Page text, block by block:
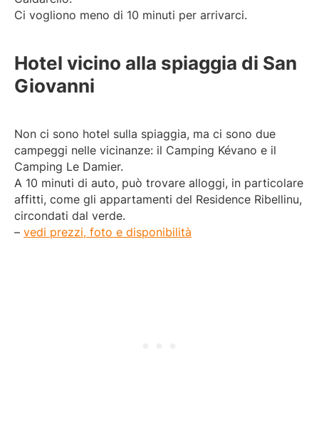
Ci vogliono meno di 10 minuti per arrivarci.
Hotel vicino alla spiaggia di San
Giovanni
Non ci sono hotel sulla spiaggia, ma ci sono due
campeggi nelle vicinanze: il Camping Kévano e il
Camping Le Damier.
A 10 minuti di auto, può trovare alloggi, in particolare
affitti, come gli appartamenti del Residence Ribellinu,
circondati dal verde.
– vedi prezzi, foto e disponibilità